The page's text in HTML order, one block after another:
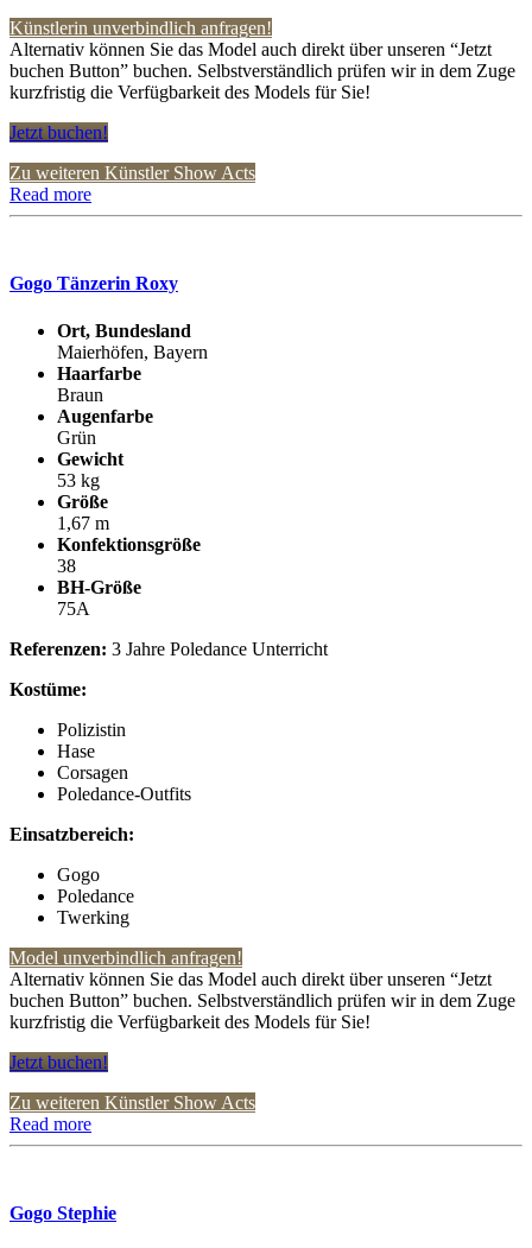
Künstlerin unverbindlich anfragen!
Alternativ können Sie das Model auch direkt über unseren “Jetzt
buchen Button” buchen. Selbstverständlich prüfen wir in dem Zuge
kurzfristig die Verfügbarkeit des Models für Sie!
Jetzt buchen!
Zu weiteren Künstler Show Acts
Read more
Gogo Tänzerin Roxy
Ort, Bundesland
Maierhöfen, Bayern
Haarfarbe
Braun
Augenfarbe
Grün
Gewicht
53 kg
Größe
1,67 m
Konfektionsgröße
38
BH-Größe
75A
Referenzen: 3 Jahre Poledance Unterricht
Kostüme:
Polizistin
Hase
Corsagen
Poledance-Outfits
Einsatzbereich:
Gogo
Poledance
Twerking
Model unverbindlich anfragen!
Alternativ können Sie das Model auch direkt über unseren “Jetzt
buchen Button” buchen. Selbstverständlich prüfen wir in dem Zuge
kurzfristig die Verfügbarkeit des Models für Sie!
Jetzt buchen!
Zu weiteren Künstler Show Acts
Read more
Gogo Stephie